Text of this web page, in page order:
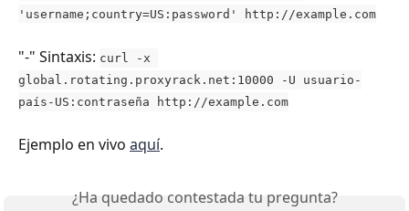
'username;country=US:password' http://example.com
"-" Sintaxis: curl -x
global.rotating.proxyrack.net:10000 -U usuario-
país-US:contraseña http://example.com
Ejemplo en vivo aquí.
¿Ha quedado contestada tu pregunta?